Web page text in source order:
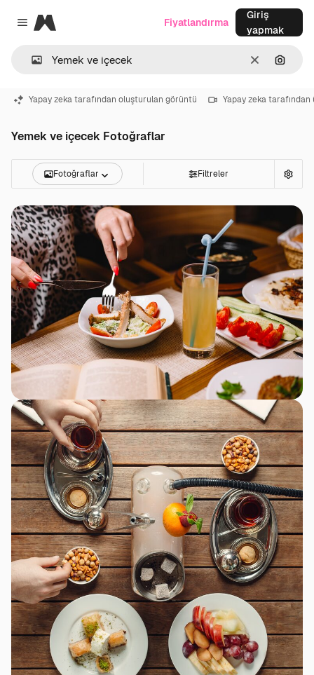
Close menu
Magnific
Temizlemek
Fiyatlandırma
Giriş
yapmak
Yapay zeka tarafından oluşturulan görüntü Yapay zeka
Yemek ve içecek Fotoğraflar
Fotoğraflar Filtreler